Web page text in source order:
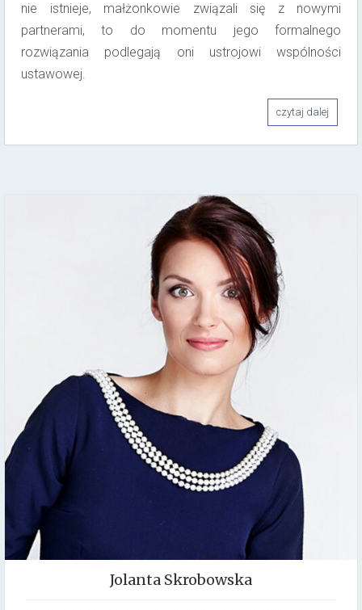
nie istnieje, małżonkowie związali się z nowymi
partnerami, to do momentu jego formalnego
rozwiązania podlegają oni ustrojowi wspólności
ustawowej.
czytaj dalej
Jolanta Skrobowska